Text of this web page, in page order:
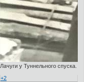
Лачуги у Туннельного спуска.
+2